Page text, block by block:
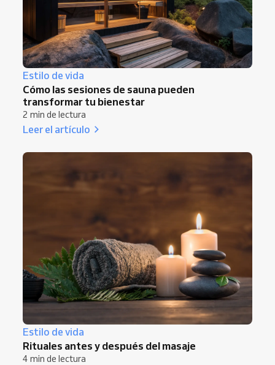
Estilo de vida
Cómo las sesiones de sauna pueden
transformar tu bienestar
2 min de lectura
Leer el artículo
Estilo de vida
Rituales antes y después del masaje
4 min de lectura